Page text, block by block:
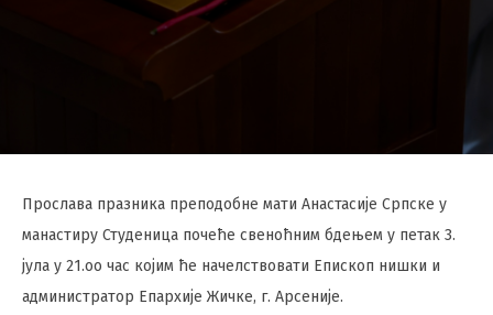
Прослава празника преподобне мати Анастасије Српске у
манастиру Студеница почеће свеноћним бдењем у петак 3.
јула у 21.оо час којим ће начелствовати Епископ нишки и
администратор Епархије Жичке, г. Арсеније.